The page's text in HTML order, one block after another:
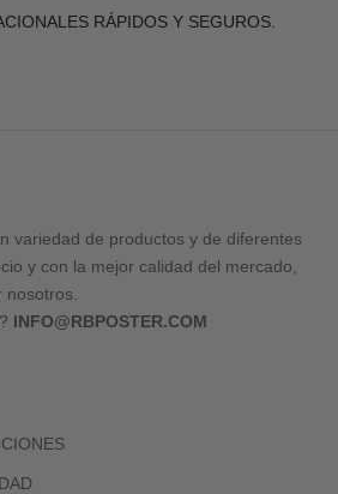
RÁPIDOS Y SEGUROS.
variedad de productos y de diferentes
y con la mejor calidad del mercado,
nosotros.
INFO@RBPOSTER.COM